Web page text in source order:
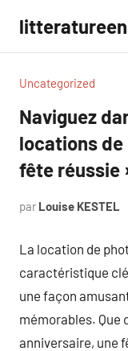
contenu
Uncategorized
Naviguez
locations
fête réussie
par Louise KESTEL
La location de
caractéristique
une façon
mémorables. Que
anniversaire, une